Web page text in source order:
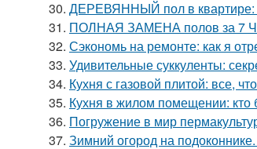
30. ДЕРЕВЯННЫЙ пол в квартире:
31. ПОЛНАЯ ЗАМЕНА полов за 7
32. Сэкономь на ремонте: как я
33. Удивительные суккуленты:
34. Кухня с газовой плитой: все,
35. Кухня в жилом помещении: кто
36. Погружение в мир
37. Зимний огород на